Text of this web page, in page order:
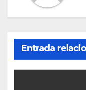
Entrada